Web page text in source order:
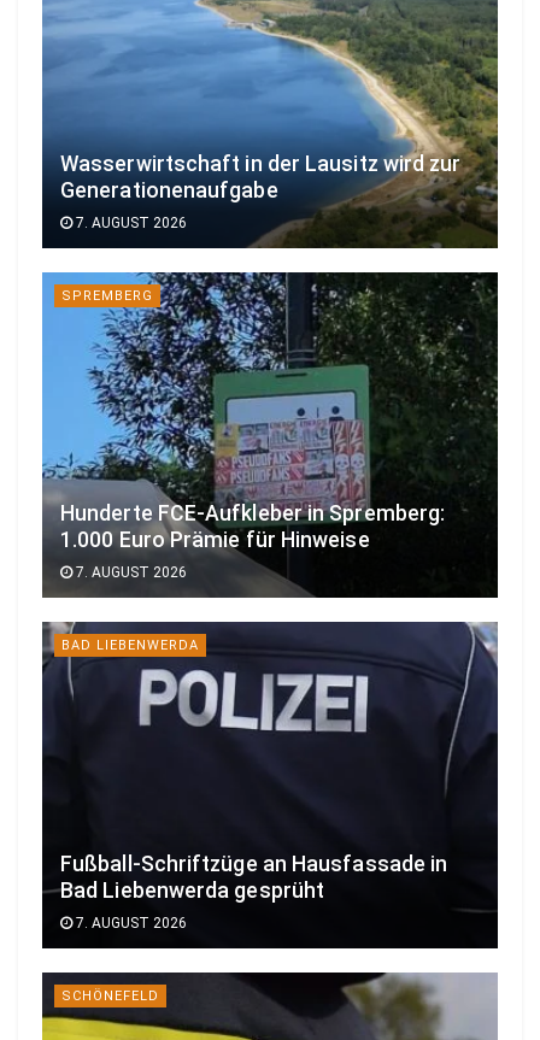
Wasserwirtschaft in der Lausitz wird zur
Generationenaufgabe
7. AUGUST 2026
SPREMBERG
Hunderte FCE-Aufkleber in Spremberg:
1.000 Euro Prämie für Hinweise
7. AUGUST 2026
BAD LIEBENWERDA
Fußball-Schriftzüge an Hausfassade in
Bad Liebenwerda gesprüht
7. AUGUST 2026
SCHÖNEFELD